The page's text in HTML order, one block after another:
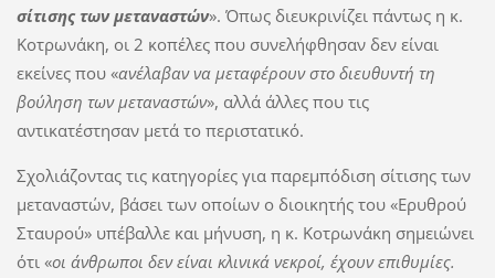
σίτισης των μεταναστών». Όπως διευκρινίζει πάντως η κ.
Κοτρωνάκη, οι 2 κοπέλες που συνελήφθησαν δεν είναι
εκείνες που «ανέλαβαν να μεταφέρουν στο διευθυντή τη
βούληση των μεταναστών», αλλά άλλες που τις
αντικατέστησαν μετά το περιστατικό.
Σχολιάζοντας τις κατηγορίες για παρεμπόδιση σίτισης των
μεταναστών, βάσει των οποίων ο διοικητής του «Ερυθρού
Σταυρού» υπέβαλλε και μήνυση, η κ. Κοτρωνάκη σημειώνει
ότι «οι άνθρωποι δεν είναι κλινικά νεκροί, έχουν επιθυμίες.